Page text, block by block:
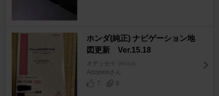
ホンダ(純正) ナビゲーション地
図更新 Ver.15.18
オデッセイ [RB3/4]
Accyonnさん
7
0